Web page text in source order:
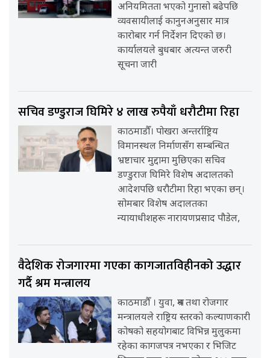
अनियमितता भएको गुनासो बढेपछि
व्यवसायीलाई कानुनअनुसार मात्र
कारोबार गर्न निर्देशन दिएको छ।
कार्यालयले बुधबार अत्यन्त जरुरी
सूचना जारी
सचिव डण्डुराज घिमिरे ४ लाख रुपैयाँ धरौटीमा रिहा
काठमाडौँ। पोखरा अन्तर्राष्ट्रिय
विमानस्थल निर्माणसँग सम्बन्धित
भ्रष्टाचार मुद्दामा मुछिएका सचिव
डण्डुराज घिमिरे विशेष अदालतको
आदेशपछि धरौटीमा रिहा भएका छन्।
सोमबार विशेष अदालतका
न्यायाधीशहरू नारायणप्रसाद पौडेल,
वैदेशिक रोजगारमा गएका कागजातविहीनको उद्धार
गर्दै श्रम मन्त्रालय
काठमाडौँ । युवा, श्रम तथा रोजगार
मन्त्रालयले राष्ट्रिय स्तरको कल्याणकारी
कोषको सहयोगबाट विभिन्न मुलुकमा
रहेका कागजपत्र नभएका र भिजिट